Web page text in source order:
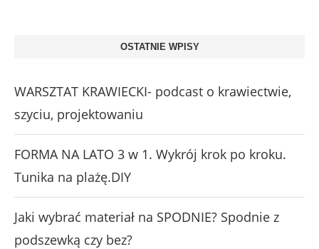
OSTATNIE WPISY
WARSZTAT KRAWIECKI- podcast o krawiectwie,
szyciu, projektowaniu
FORMA NA LATO 3 w 1. Wykrój krok po kroku.
Tunika na plażę.DIY
Jaki wybrać materiał na SPODNIE? Spodnie z
podszewką czy bez?